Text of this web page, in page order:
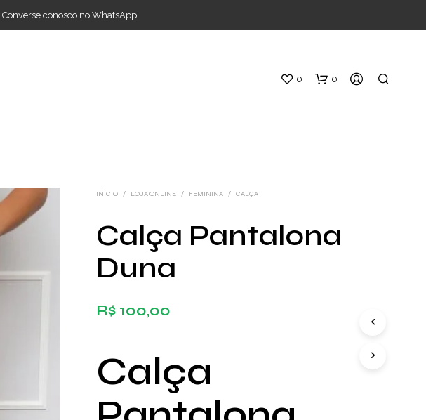
|Converse conosco no WhatsApp
0 0
INÍCIO / LOJA ONLINE / FEMININA / CALÇA
Calça Pantalona
Duna
R$100,00
Calça